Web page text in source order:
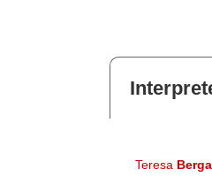
Teresa